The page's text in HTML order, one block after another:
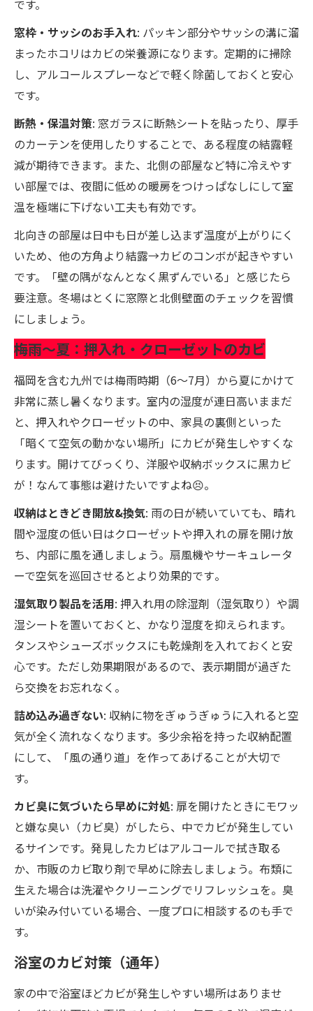
です。
窓枠・サッシのお手入れ: パッキン部分やサッシの溝に溜
まったホコリはカビの栄養源になります。定期的に掃除
し、アルコールスプレーなどで軽く除菌しておくと安心
です。
断熱・保温対策: 窓ガラスに断熱シートを貼ったり、厚手
のカーテンを使用したりすることで、ある程度の結露軽
減が期待できます。また、北側の部屋など特に冷えやす
い部屋では、夜間に低めの暖房をつけっぱなしにして室
温を極端に下げない工夫も有効です。
北向きの部屋は日中も日が差し込まず温度が上がりにく
いため、他の方角より結露→カビのコンボが起きやすい
です。「壁の隅がなんとなく黒ずんでいる」と感じたら
要注意。冬場はとくに窓際と北側壁面のチェックを習慣
にしましょう。
梅雨〜夏：押入れ・クローゼットのカビ
福岡を含む九州では梅雨時期（6〜7月）から夏にかけて
非常に蒸し暑くなります。室内の湿度が連日高いままだ
と、押入れやクローゼットの中、家具の裏側といった
「暗くて空気の動かない場所」にカビが発生しやすくな
ります。開けてびっくり、洋服や収納ボックスに黒カビ
が！なんて事態は避けたいですよね😣。
収納はときどき開放&換気: 雨の日が続いていても、晴れ
間や湿度の低い日はクローゼットや押入れの扉を開け放
ち、内部に風を通しましょう。扇風機やサーキュレータ
ーで空気を巡回させるとより効果的です​。
湿気取り製品を活用: 押入れ用の除湿剤（湿気取り）や調
湿シートを置いておくと、かなり湿度を抑えられます。
タンスやシューズボックスにも乾燥剤を入れておくと安
心です。ただし効果期限があるので、表示期間が過ぎた
ら交換をお忘れなく。
詰め込み過ぎない: 収納に物をぎゅうぎゅうに入れると空
気が全く流れなくなります。多少余裕を持った収納配置
にして、「風の通り道」を作ってあげることが大切で
す。
カビ臭に気づいたら早めに対処: 扉を開けたときにモワッ
と嫌な臭い（カビ臭）がしたら、中でカビが発生してい
るサインです。発見したカビはアルコールで拭き取る
か、市販のカビ取り剤で早めに除去しましょう。布類に
生えた場合は洗濯やクリーニングでリフレッシュを。臭
いが染み付いている場合、一度プロに相談するのも手で
す。
浴室のカビ対策（通年）
家の中で浴室ほどカビが発生しやすい場所はありませ